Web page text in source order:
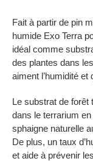
d'un
produit
à
votre
panier
Fait à partir de pin
humide Exo Terra
idéal comme
des plantes dans
aiment l’humidité
Le substrat de forêt
dans le terrarium
sphaigne naturelle
De plus, un taux
et aide à prévenir